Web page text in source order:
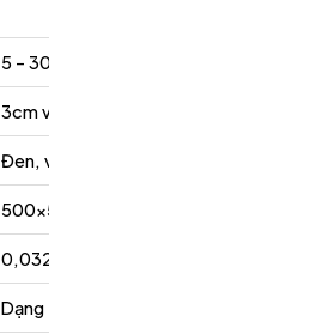
5 – 30 kg/m3
3cm và loại 5cm.
Đen, vàng, xanh, tím, trắng, đỏ…
500x500x30mm, 500x500x50mm,
0,032W/mk ở điều kiện nhiệt độ 20 độ
Dạng tấm, dạng cuộn